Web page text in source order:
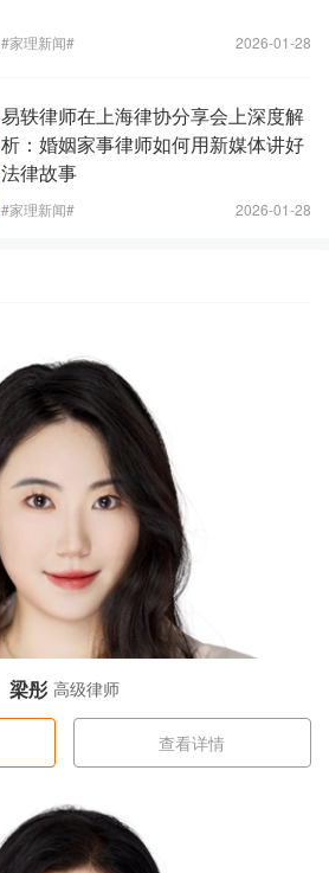
#家理新闻# 2026-01-28
易轶律师在上海律协分享会上深度解
析：婚姻家事律师如何用新媒体讲好
法律故事
#家理新闻# 2026-01-28
梁彤 高级律师
查看详情